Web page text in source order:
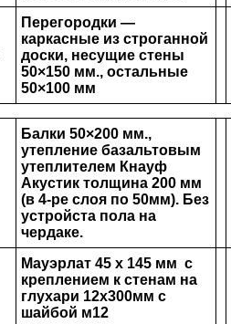
Перегородки —
каркасные из строганной
доски, несущие стены
50×150 мм., остальные
50×100 мм
Балки 50×200 мм.,
утепление базальтовым
утеплителем Кнауф
Акустик толщина 200 мм
(в 4-ре слоя по 50мм). Без
устройста пола на
чердаке.
Мауэрлат 45 х 145 мм с
креплением к стенам на
глухари 12х300мм с
шайбой м12